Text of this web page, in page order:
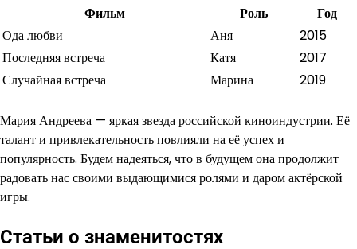
Фильм
Роль
Год
Ода любви
Аня
2015
Последняя встреча
Катя
2017
Случайная встреча
Марина 2019
Мария Андреева — яркая звезда российской киноиндустрии. Её
талант и привлекательность повлияли на её успех и
популярность. Будем надеяться, что в будущем она продолжит
радовать нас своими выдающимися ролями и даром актёрской
игры.
Статьи о знаменитостях